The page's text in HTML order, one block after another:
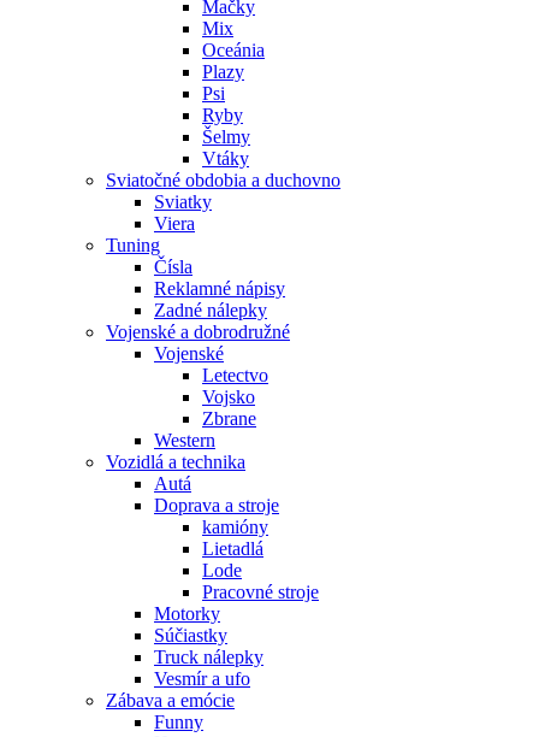
Mačky
Mix
Oceánia
Plazy
Psi
Ryby
Šelmy
Vtáky
Sviatočné obdobia a duchovno
Sviatky
Viera
Tuning
Čísla
Reklamné nápisy
Zadné nálepky
Vojenské a dobrodružné
Vojenské
Letectvo
Vojsko
Zbrane
Western
Vozidlá a technika
Autá
Doprava a stroje
kamióny
Lietadlá
Lode
Pracovné stroje
Motorky
Súčiastky
Truck nálepky
Vesmír a ufo
Zábava a emócie
Funny